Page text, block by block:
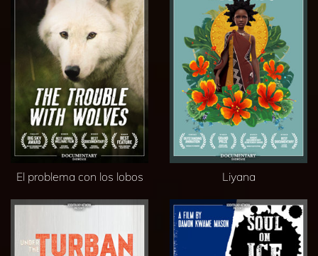
El problema con los lobos Liyana